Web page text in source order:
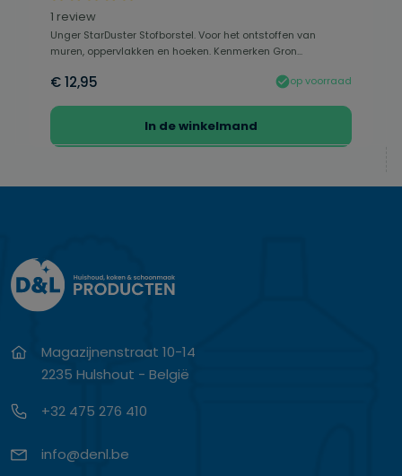
Gemiddelde waardering van 5 van 5 sterren
1 review
Unger StarDuster Stofborstel. Voor het ontstoffen van
muren, oppervlakken en hoeken. Kenmerken Gron...
€ 12,95 op voorraad
In de winkelmand
Magazijnenstraat 10-14
2235 Hulshout - België
+32 475 276 410
info@denl.be